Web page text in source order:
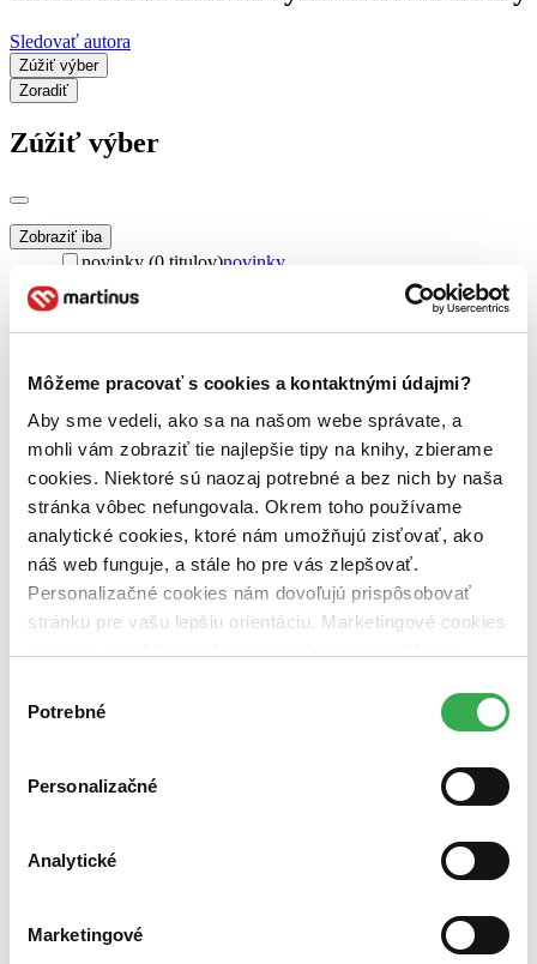
Môžeme pracovať s cookies a kontaktnými údajmi?
Aby sme vedeli, ako sa na našom webe správate, a
mohli vám zobraziť tie najlepšie tipy na knihy, zbierame
cookies. Niektoré sú naozaj potrebné a bez nich by naša
stránka vôbec nefungovala. Okrem toho používame
analytické cookies, ktoré nám umožňujú zisťovať, ako
náš web funguje, a stále ho pre vás zlepšovať.
Personalizačné cookies nám dovoľujú prispôsobovať
stránku pre vašu lepšiu orientáciu. Marketingové cookies
nám pomohlo, keby sme mohli používať všetky tieto
súhlasu
Potrebné
Personalizačné
Analytické
Marketingové
Sledovať autora
Zúžiť výber
Zoradiť
Zúžiť výber
Zobraziť iba
novinky (0 titulov)novinky
zľavnené tituly (0 titulov)
Dostupnosť
predpredaj (0 titulov)predpredaj
dostupná (bez vypredaných) (0 titulov)dostupná (bez
vypredaných)
Nové / čítané
nová (0 titulov)nová
čítaná (0 titulov)čítaná
čítaná - výborný stav (0 titulov)čítaná - výborný stav
čítaná - mierne opotrebovaná (0 titulov)čítaná - mierne
čítané verzie vypredaných kníh (0 titulov)čítané verzie
vypredaných kníh
Bestsellery
Najdrahšie
Najlacnejšie